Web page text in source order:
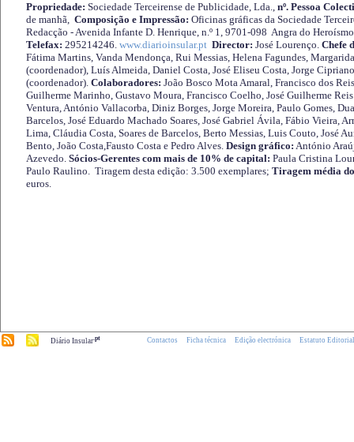
Propriedade: Sociedade Terceirense de Publicidade, Lda., nº. Pessoa
de manhã, Composição e Impressão: Oficinas gráficas da Sociedade
Redacção - Avenida Infante D. Henrique, n.º 1, 9701-098 Angra do
Telefax: 295214246. www.diarioinsular.pt Director: José Lourenço. Chefe
Fátima Martins, Vanda Mendonça, Rui Messias, Helena Fagundes,
(coordenador), Luís Almeida, Daniel Costa, José Eliseu Costa, Jorge
(coordenador). Colaboradores: João Bosco Mota Amaral, Francisco dos
Guilherme Marinho, Gustavo Moura, Francisco Coelho, José Guilherme
Ventura, António Vallacorba, Diniz Borges, Jorge Moreira, Paulo Gomes,
Barcelos, José Eduardo Machado Soares, José Gabriel Ávila, Fábio Vieira,
Lima, Cláudia Costa, Soares de Barcelos, Berto Messias, Luis Couto, José
Bento, João Costa,Fausto Costa e Pedro Alves. Design gráfico: António
Azevedo. Sócios-Gerentes com mais de 10% de capital: Paula Cristina
Paulo Raulino. Tiragem desta edição: 3.500 exemplares; Tiragem média
euros.
Diário Insular.pt Contactos Ficha técnica Edição electrónica Estatuto Editorial